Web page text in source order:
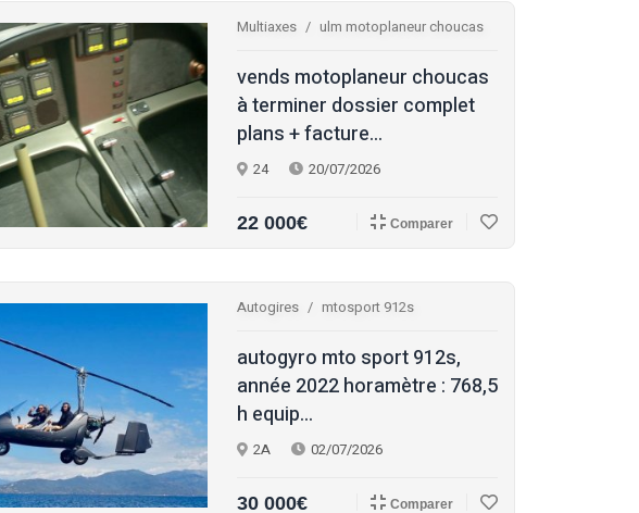
Multiaxes ulm motoplaneur choucas
vends motoplaneur choucas
à terminer dossier complet
plans + facture...
24 20/07/2026
22 000€ Comparer
Autogires mtosport 912s
autogyro mto sport 912s,
année 2022 horamètre : 768,5
h equip...
2A 02/07/2026
30 000€ Comparer